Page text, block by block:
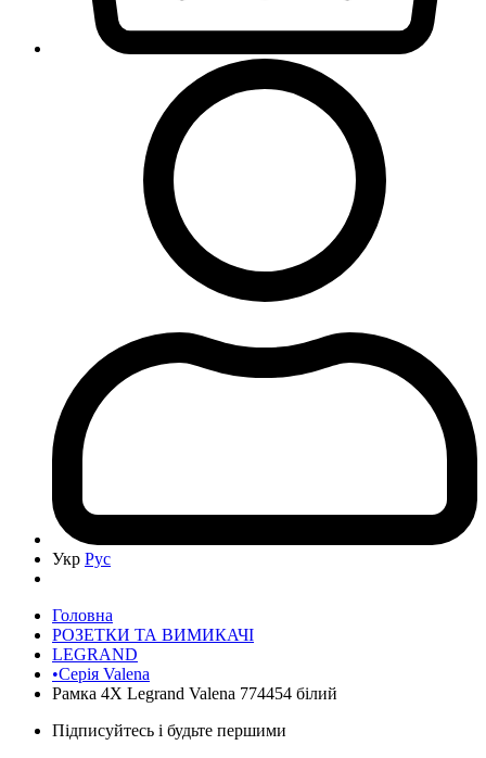
Укр Рус
Головна
РОЗЕТКИ ТА ВИМИКАЧІ
LEGRAND
•Серія Valena
Рамка 4Х Legrand Valena 774454 білий
Підписуйтесь і будьте першими